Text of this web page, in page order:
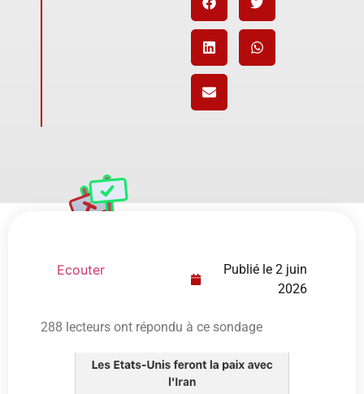
Ecouter Publié le 2 juin
2026
288 lecteurs ont répondu à ce sondage